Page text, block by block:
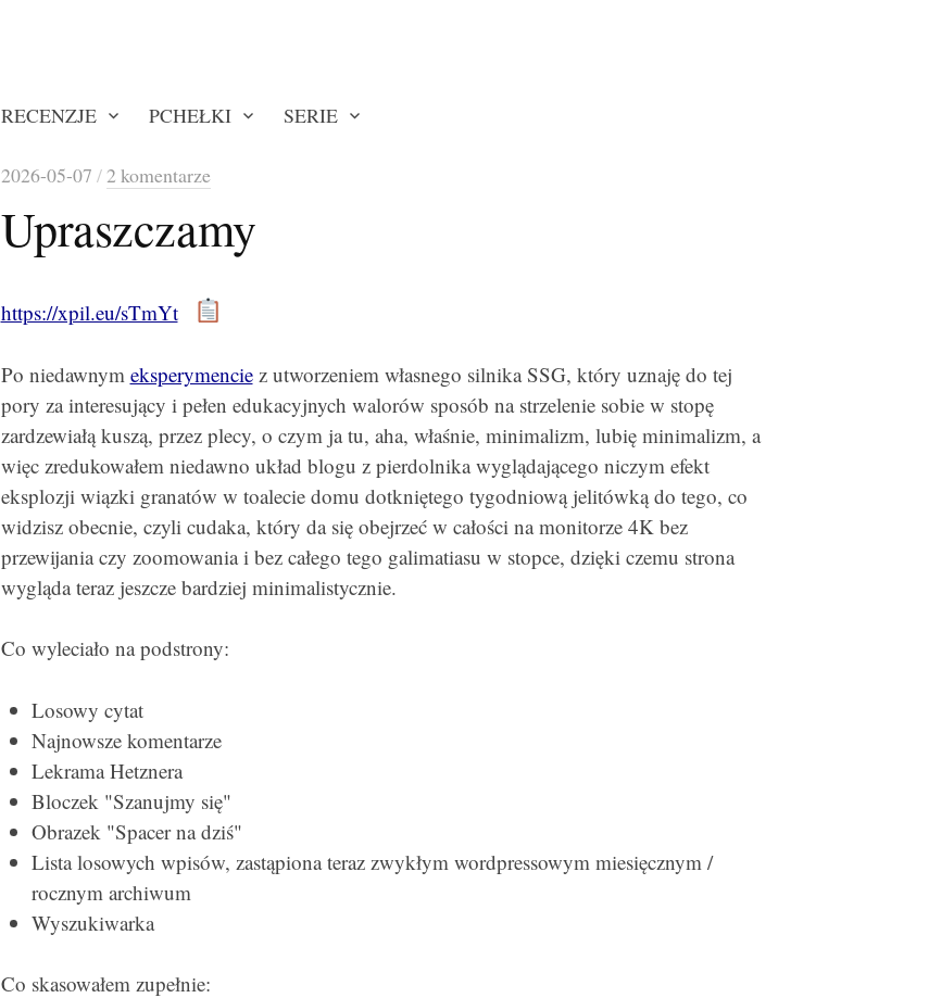
RECENZJE PCHEŁKI SERIE
2026-05-07 / 2 komentarze
Upraszczamy
https://xpil.eu/sTmYt
Po niedawnym eksperymenciez utworzeniem własnego silnika SSG, który uznaję do tej
pory za interesujący i pełen edukacyjnych walorów sposób na strzelenie sobie w stopę
zardzewiałą kuszą, przez plecy, o czym ja tu, aha, właśnie, minimalizm, lubię minimalizm, a
więc zredukowałem niedawno układ blogu z pierdolnika wyglądającego niczym efekt
eksplozji wiązki granatów w toalecie domu dotkniętego tygodniową jelitówką do tego, co
widzisz obecnie, czyli cudaka, który da się obejrzeć w całości na monitorze 4K bez
przewijania czy zoomowania i bez całego tego galimatiasu w stopce, dzięki czemu strona
wygląda teraz jeszcze bardziej minimalistycznie.
Co wyleciało na podstrony:
Losowy cytat
Najnowsze komentarze
Lekrama Hetznera
Bloczek "Szanujmy się"
Obrazek "Spacer na dziś"
Lista losowych wpisów, zastąpiona teraz zwykłym wordpressowym miesięcznym /
rocznym archiwum
Wyszukiwarka
Co skasowałem zupełnie: